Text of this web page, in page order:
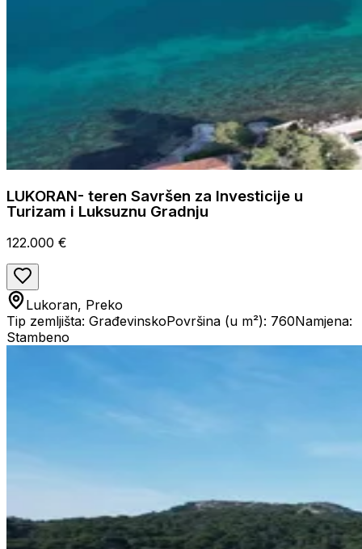
LUKORAN- teren Savršen za Investicije u
Turizam i Luksuznu Gradnju
122.000 €
Lukoran, Preko
Tip zemljišta: GrađevinskoPovršina (u m²): 760Namjena:
Stambeno